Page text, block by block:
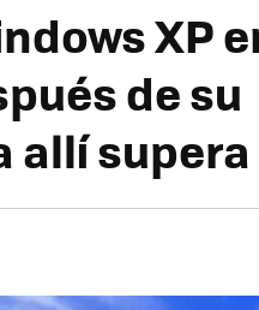
XP
de su
supera